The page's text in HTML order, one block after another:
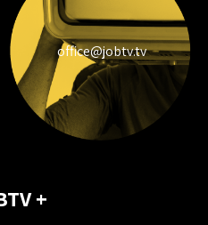
office@jobtv.tv
+ JOBTV